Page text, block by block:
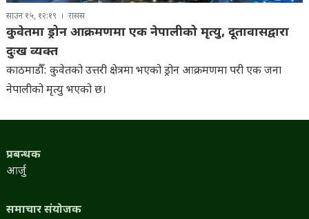
साउन १५, १२:१९ रासस
कुवेतमा ड्रोन आक्रमणमा एक नेपालीको मृत्यु, दूतावासद्वारा
दुःख व्यक्त
काठमाडौँ: कुवेतको उत्तरी क्षेत्रमा भएको ड्रोन आक्रमणमा परी एक जना
नेपालीको मृत्यु भएको छ।
प्रबन्धक
आर्जु
समाचार संयोजक